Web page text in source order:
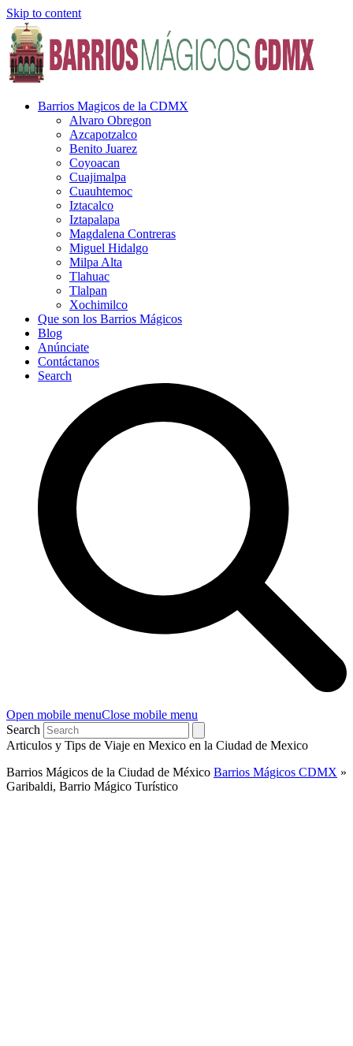
Skip to content
Barrios Magicos de la CDMX
Alvaro Obregon
Azcapotzalco
Benito Juarez
Coyoacan
Cuajimalpa
Cuauhtemoc
Iztacalco
Iztapalapa
Magdalena Contreras
Miguel Hidalgo
Milpa Alta
Tlahuac
Tlalpan
Xochimilco
Que son los Barrios Mágicos
Blog
Anúnciate
Contáctanos
Search
Open mobile menuClose mobile menu
Search
Articulos y Tips de Viaje en Mexico en la Ciudad de Mexico
Barrios Mágicos de la Ciudad de México Barrios Mágicos CDMX »
Garibaldi, Barrio Mágico Turístico